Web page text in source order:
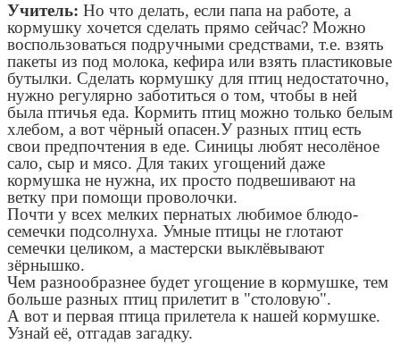
Учитель: Но что делать, если папа на работе, а
кормушку хочется сделать прямо сейчас? Можно
воспользоваться подручными средствами, т.е. взять
пакеты из под молока, кефира или взять пластиковые
бутылки. Сделать кормушку для птиц недостаточно,
нужно регулярно заботиться о том, чтобы в ней
была птичья еда. Кормить птиц можно только белым
хлебом, а вот чёрный опасен.У разных птиц есть
свои предпочтения в еде. Синицы любят несолёное
сало, сыр и мясо. Для таких угощений даже
кормушка не нужна, их просто подвешивают на
ветку при помощи проволочки.
Почти у всех мелких пернатых любимое блюдо-
семечки подсолнуха. Умные птицы не глотают
семечки целиком, а мастерски выклёвывают
зёрнышко.
Чем разнообразнее будет угощение в кормушке, тем
больше разных птиц прилетит в "столовую".
А вот и первая птица прилетела к нашей кормушке.
Узнай её, отгадав загадку.